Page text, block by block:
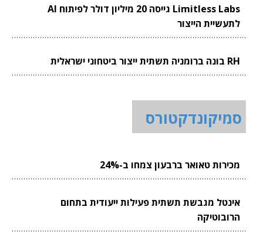
Limitless Labs גייסה 20 מיליון דולר לפיתוח AI
לתעשיית הייצור
RH בונה ברומניה תשתית ייצור ביטחוני ישראלית
סמיקונדקטורס
מכירות טאואר ברבעון צמחו ב-24%
אינטל מגבשת תשתית פעילות ייעודית בתחום
הרובוטיקה